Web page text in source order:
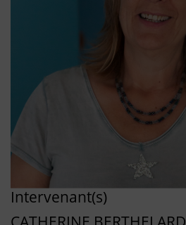
Intervenant(s)